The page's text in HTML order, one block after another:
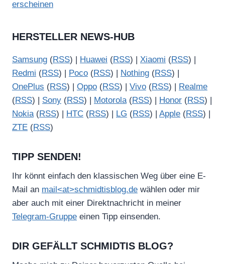
erscheinen
HERSTELLER NEWS-HUB
Samsung (RSS) | Huawei (RSS) | Xiaomi (RSS) |
Redmi (RSS) | Poco (RSS) | Nothing (RSS) |
OnePlus (RSS) | Oppo (RSS) | Vivo (RSS) |
Realme
(RSS) | Sony (RSS) | Motorola(RSS) | Honor (RSS) |
Nokia(RSS) | HTC (RSS) | LG (RSS) | Apple (RSS) |
ZTE (RSS)
TIPP SENDEN!
Ihr könnt einfach den klassischen Weg über eine E-
Mail an mail<at>schmidtisblog.de wählen oder mir
aber auch mit einer Direktnachricht in meiner
Telegram-Gruppe einen Tipp einsenden.
DIR GEFÄLLT SCHMIDTIS BLOG?